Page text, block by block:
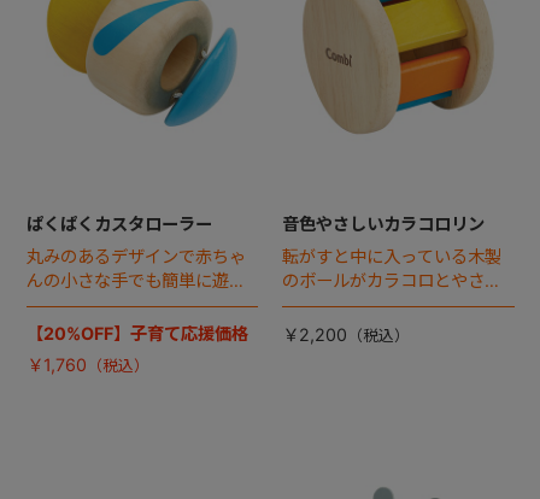
ぱくぱくカスタローラー
丸みのあるデザインで赤ちゃ
んの小さな手でも簡単に遊べ
ます。優しく転がしてみると
左右のパーツがパクパク開い
ットのような音がします。
【20%OFF】子育て応援価格
￥1,760
音色やさしいカラコロリン
転がすと中に入っている木製
のボールがカラコロとやさし
い木の音がします。色と音で
視覚や聴覚を刺激します。
￥2,200